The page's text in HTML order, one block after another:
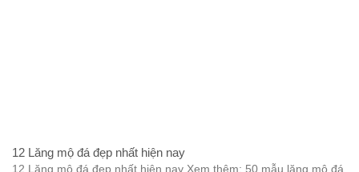
12 Lăng mộ đá đẹp nhất hiện nay
12 Lăng mộ đá đẹp nhất hiện nay Xem thêm: 50 mẫu lăng mộ đá